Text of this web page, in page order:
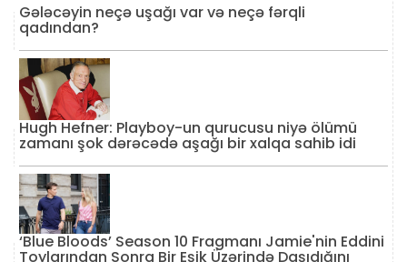
Gələcəyin neçə uşağı var və neçə fərqli
qadından?
Hugh Hefner: Playboy-un qurucusu niyə ölümü
zamanı şok dərəcədə aşağı bir xalqa sahib idi
‘Blue Bloods’ Season 10 Fragmanı Jamie'nin Eddini
Toylarından Sonra Bir Eşik Üzərində Daşıdığını